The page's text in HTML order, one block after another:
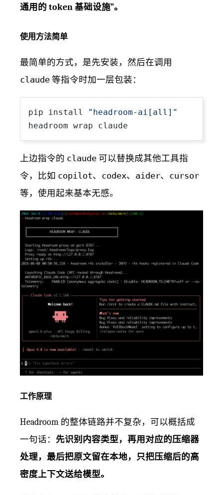
通用的 token 基础设施”。
使用方法简单
最简单的方式，是先安装，然后在调用
claude 等指令时加一层包装：
pip install
"headroom-ai[all]"
上边指令的 claude 可以替换成其他工具指
令，比如 copilot、 codex、 aider、 cursor
等，使用起来基本无感。
工作原理
Headroom 的整体链路并不复杂，可以概括成
一句话： 先识别内容类型，再用对应的压缩器
处理，最后把原文留在本地，只把压缩后的高
密度上下文送给模型。